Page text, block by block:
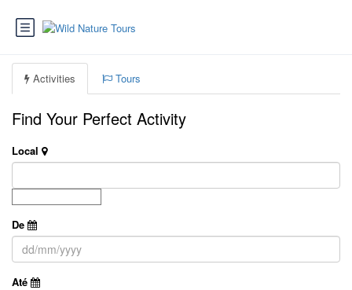
Activities Tours
Find Your Perfect Activity
Local
De
Até